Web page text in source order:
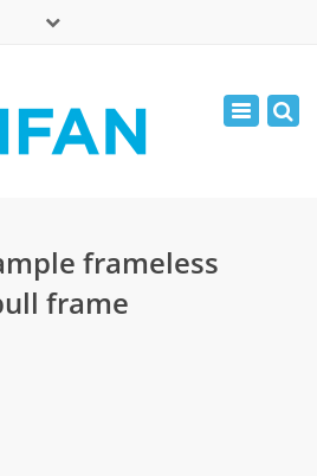
- 周六: 7:00 - 17:00
Toggle
frameless
frame